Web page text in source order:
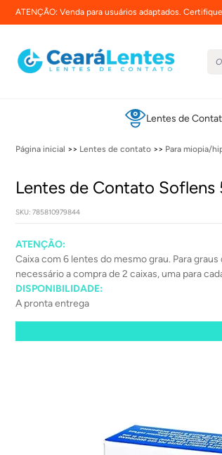
ATENÇÃO: Venda para usuários adaptados.
Lentes de
Página inicial >> Lentes de contato >> Para miopia/
Lentes de Contato Soflens
SKU: 785810979844
ATENÇÃO:
Caixa com 6 lentes do mesmo grau. Para
necessário a compra de 2 caixas, uma para
DISPONIBILIDADE:
A pronta entrega